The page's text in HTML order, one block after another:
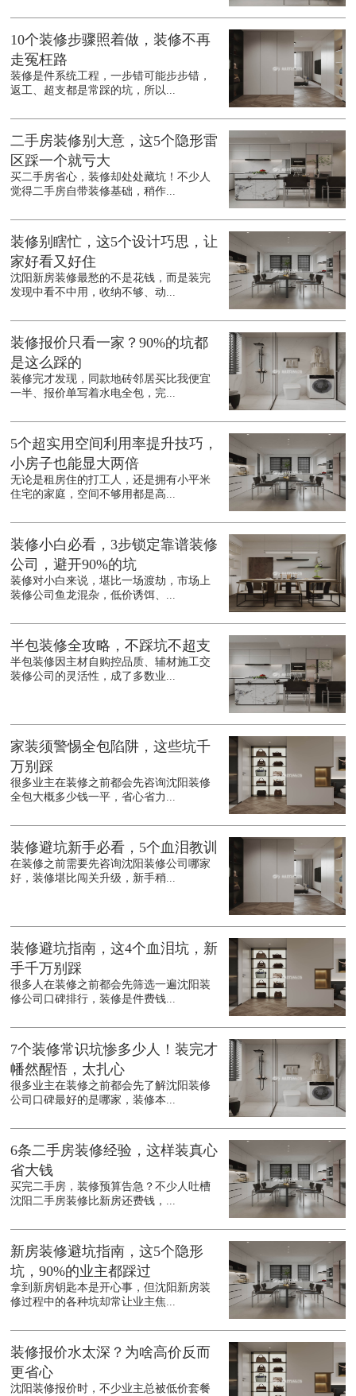
10个装修步骤照着做，装修不再
走冤枉路
装修是件系统工程，一步错可能步步错，
返工、超支都是常踩的坑，所以...
二手房装修别大意，这5个隐形雷
区踩一个就亏大
买二手房省心，装修却处处藏坑！不少人
觉得二手房自带装修基础，稍作...
装修别瞎忙，这5个设计巧思，让
家好看又好住
沈阳新房装修最愁的不是花钱，而是装完
发现中看不中用，收纳不够、动...
装修报价只看一家？90%的坑都
是这么踩的
装修完才发现，同款地砖邻居买比我便宜
一半、报价单写着水电全包，完...
5个超实用空间利用率提升技巧，
小房子也能显大两倍
无论是租房住的打工人，还是拥有小平米
住宅的家庭，空间不够用都是高...
装修小白必看，3步锁定靠谱装修
公司，避开90%的坑
装修对小白来说，堪比一场渡劫，市场上
装修公司鱼龙混杂，低价诱饵、...
半包装修全攻略，不踩坑不超支
半包装修因主材自购控品质、辅材施工交
装修公司的灵活性，成了多数业...
家装须警惕全包陷阱，这些坑千
万别踩
很多业主在装修之前都会先咨询沈阳装修
全包大概多少钱一平，省心省力...
装修避坑新手必看，5个血泪教训
在装修之前需要先咨询沈阳装修公司哪家
好，装修堪比闯关升级，新手稍...
装修避坑指南，这4个血泪坑，新
手千万别踩
很多人在装修之前都会先筛选一遍沈阳装
修公司口碑排行，装修是件费钱...
7个装修常识坑惨多少人！装完才
幡然醒悟，太扎心
很多业主在装修之前都会先了解沈阳装修
公司口碑最好的是哪家，装修本...
6条二手房装修经验，这样装真心
省大钱
买完二手房，装修预算告急？不少人吐槽
沈阳二手房装修比新房还费钱，...
新房装修避坑指南，这5个隐形
坑，90%的业主都踩过
拿到新房钥匙本是开心事，但沈阳新房装
修过程中的各种坑却常让业主焦...
装修报价水太深？为啥高价反而
更省心
沈阳装修报价时，不少业主总被低价套餐